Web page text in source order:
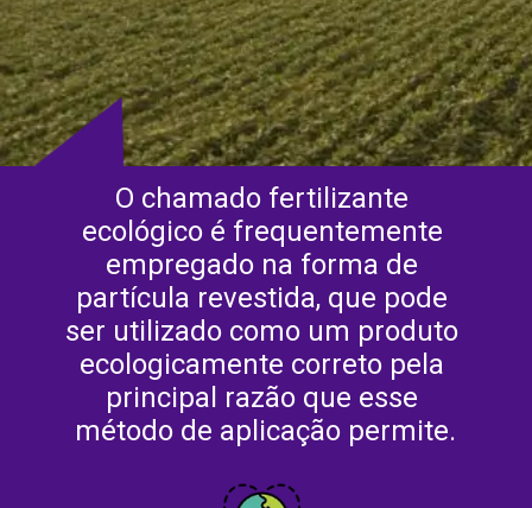
O chamado fertilizante
ecológico é frequentemente
empregado na forma de
partícula revestida, que pode
ser utilizado como um produto
ecologicamente correto pela
principal razão que esse
método de aplicação permite.